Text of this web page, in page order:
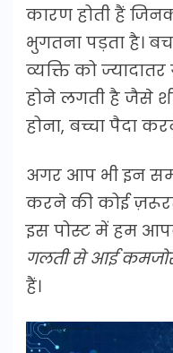
कारण होती हैं
भुगतना पड़ता है।
व्यक्ति को
होने लगती है जैसे
होना, बच्चा पैदा
अगर आप भी इन
करने की कोई
इस पोस्ट में हम
गलती से आई
हैं।